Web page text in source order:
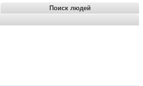
Поиск людей